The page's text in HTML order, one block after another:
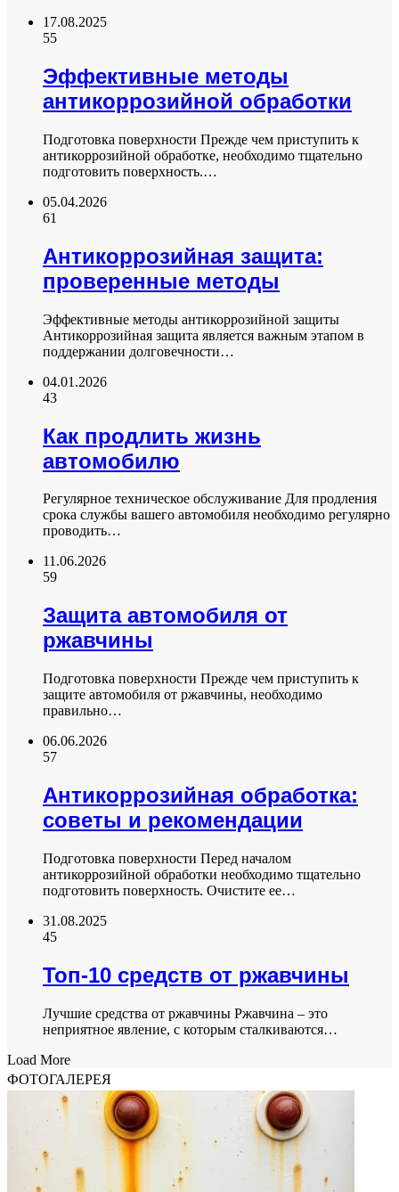
17.08.2025
55
Эффективные методы
антикоррозийной обработки
Подготовка поверхности Прежде чем приступить к
антикоррозийной обработке, необходимо тщательно
подготовить поверхность.…
05.04.2026
61
Антикоррозийная защита:
проверенные методы
Эффективные методы антикоррозийной защиты
Антикоррозийная защита является важным этапом в
поддержании долговечности…
04.01.2026
43
Как продлить жизнь
автомобилю
Регулярное техническое обслуживание Для продления
срока службы вашего автомобиля необходимо регулярно
проводить…
11.06.2026
59
Защита автомобиля от
ржавчины
Подготовка поверхности Прежде чем приступить к
защите автомобиля от ржавчины, необходимо
правильно…
06.06.2026
57
Антикоррозийная обработка:
советы и рекомендации
Подготовка поверхности Перед началом
антикоррозийной обработки необходимо тщательно
подготовить поверхность. Очистите ее…
31.08.2025
45
Топ-10 средств от ржавчины
Лучшие средства от ржавчины Ржавчина – это
неприятное явление, с которым сталкиваются…
Load More
ФОТОГАЛЕРЕЯ